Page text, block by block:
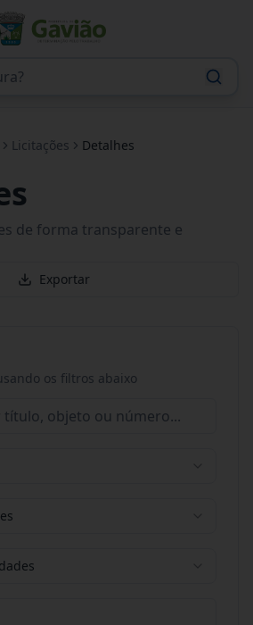
Licitações Detalhes
de forma transparente e
Exportar
os filtros abaixo